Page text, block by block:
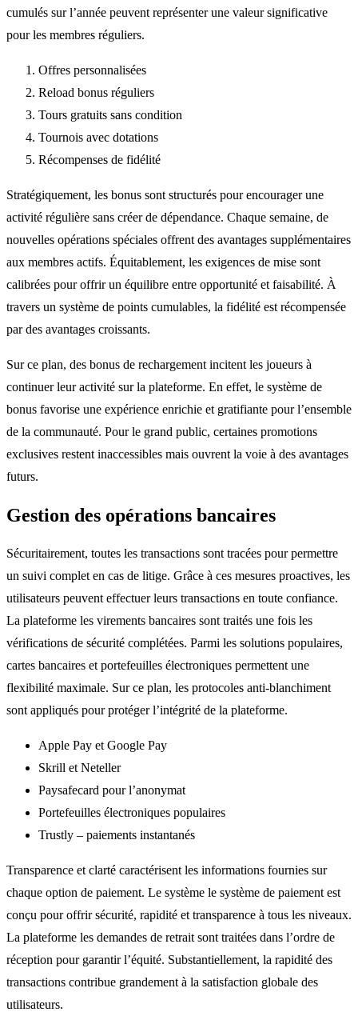
cumulés sur l’année peuvent représenter une valeur significative
pour les membres réguliers.
Offres personnalisées
Reload bonus réguliers
Tours gratuits sans condition
Tournois avec dotations
Récompenses de fidélité
Stratégiquement, les bonus sont structurés pour encourager une
activité régulière sans créer de dépendance. Chaque semaine, de
nouvelles opérations spéciales offrent des avantages supplémentaires
aux membres actifs. Équitablement, les exigences de mise sont
calibrées pour offrir un équilibre entre opportunité et faisabilité. À
travers un système de points cumulables, la fidélité est récompensée
par des avantages croissants.
Sur ce plan, des bonus de rechargement incitent les joueurs à
continuer leur activité sur la plateforme. En effet, le système de
bonus favorise une expérience enrichie et gratifiante pour l’ensemble
de la communauté. Pour le grand public, certaines promotions
exclusives restent inaccessibles mais ouvrent la voie à des avantages
futurs.
Gestion des opérations bancaires
Sécuritairement, toutes les transactions sont tracées pour permettre
un suivi complet en cas de litige. Grâce à ces mesures proactives, les
utilisateurs peuvent effectuer leurs transactions en toute confiance.
La plateforme les virements bancaires sont traités une fois les
vérifications de sécurité complétées. Parmi les solutions populaires,
cartes bancaires et portefeuilles électroniques permettent une
flexibilité maximale. Sur ce plan, les protocoles anti-blanchiment
sont appliqués pour protéger l’intégrité de la plateforme.
Apple Pay et Google Pay
Skrill et Neteller
Paysafecard pour l’anonymat
Portefeuilles électroniques populaires
Trustly – paiements instantanés
Transparence et clarté caractérisent les informations fournies sur
chaque option de paiement. Le système le système de paiement est
conçu pour offrir sécurité, rapidité et transparence à tous les niveaux.
La plateforme les demandes de retrait sont traitées dans l’ordre de
réception pour garantir l’équité. Substantiellement, la rapidité des
transactions contribue grandement à la satisfaction globale des
utilisateurs.